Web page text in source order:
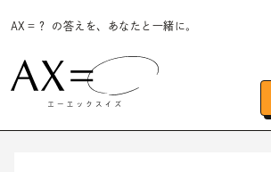
AX＝？ の答えを、あなたと一緒に。